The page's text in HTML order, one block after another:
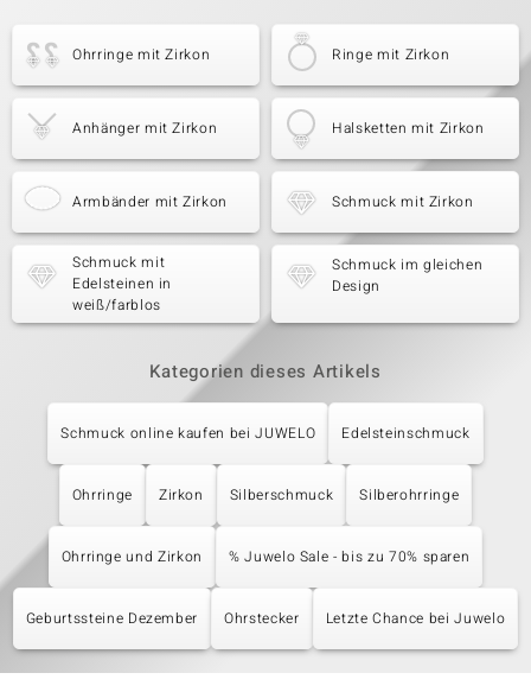
Ohrringe mit Zirkon Ringe mit Zirkon
Anhänger mit Zirkon Halsketten mit Zirkon
Armbänder mit Zirkon Schmuck mit Zirkon
Schmuck mit
Edelsteinen in
weiß/farblos
Schmuck im gleichen
Design
Kategorien dieses Artikels
Schmuck online kaufen bei JUWELO Edelsteinschmuck
Ohrringe Zirkon Silberschmuck Silberohrringe
Ohrringe und Zirkon % Juwelo Sale - bis zu 70% sparen
Geburtssteine Dezember Ohrstecker Letzte Chance bei Juwelo